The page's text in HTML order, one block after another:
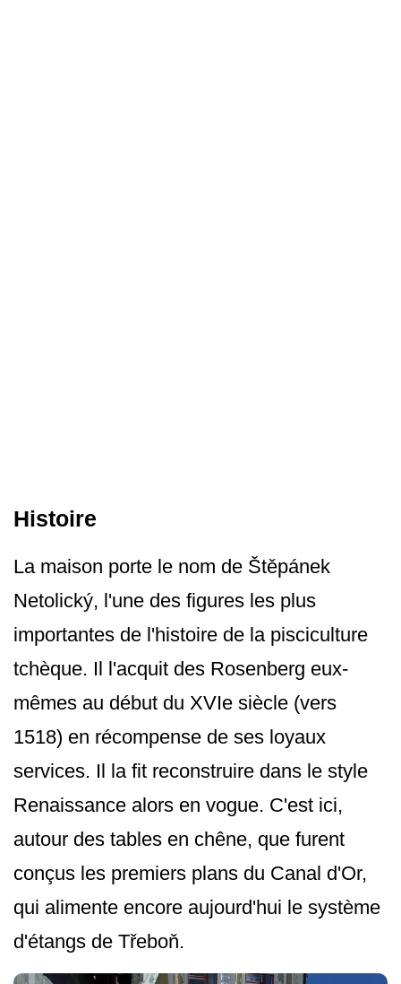
Histoire
La maison porte le nom de Štěpánek
Netolický, l'une des figures les plus
importantes de l'histoire de la pisciculture
tchèque. Il l'acquit des Rosenberg eux-
mêmes au début du XVIe siècle (vers
1518) en récompense de ses loyaux
services. Il la fit reconstruire dans le style
Renaissance alors en vogue. C'est ici,
autour des tables en chêne, que furent
conçus les premiers plans du Canal d'Or,
qui alimente encore aujourd'hui le système
d'étangs de Třeboň.